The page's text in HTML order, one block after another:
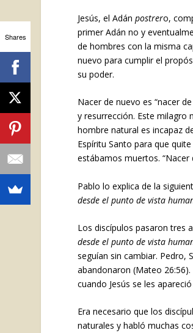
Jesús, el Adánpostrero,
primer Adán no y
de hombres con la misma
nuevo para cumplir el
su poder.
Nacer de nuevo es “nacer
y resurrección. Este milagro
hombre natural es incapaz
Espíritu Santo para que
estábamos muertos. “Nacer
Pablo lo explica de la
desde el punto de vista
Los discípulos pasaron tres
desde el punto de vista
seguían sin cambiar. Pedro,
abandonaron (Mateo
cuando Jesús se les
Era necesario que los
naturales y habló muchas
Shares